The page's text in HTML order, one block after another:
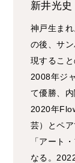
新井光
神戸生ま
の後、サ
現すること
2008年ジ
て優勝、
2020年
芸）とペ
「アート
なる。